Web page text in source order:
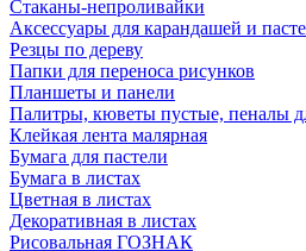
Стаканы-непроливайки
Аксессуары для карандашей и
Резцы по дереву
Папки для переноса рисунков
Планшеты и панели
Палитры, кюветы пустые, пеналы
Клейкая лента малярная
Бумага для пастели
Бумага в листах
Цветная в листах
Декоративная в листах
Рисовальная ГОЗНАК